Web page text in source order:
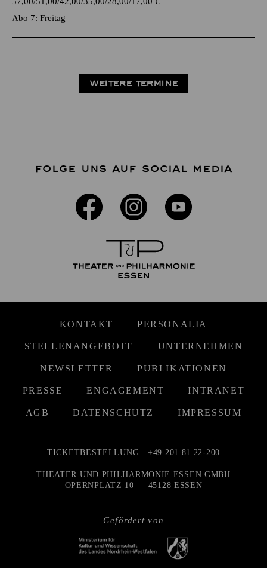
Abo 7: Freitag
WEITERE TERMINE
FOLGE UNS AUF SOCIAL MEDIA
KONTAKT PERSONALIA
STELLENANGEBOTE UNTERNEHMEN
NEWSLETTER PUBLIKATIONEN
PRESSE ENGAGEMENT INTRANET
AGB DATENSCHUTZ IMPRESSUM
Gefördert von
TICKETBESTELLUNG +49 201 81 22-200
THEATER UND PHILHARMONIE ESSEN GMBH
OPERNPLATZ 10 — 45128 ESSEN